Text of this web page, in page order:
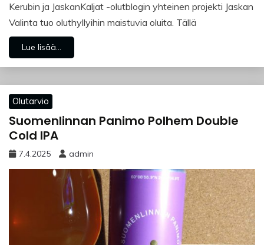
Kerubin ja JaskanKaljat -olutblogin yhteinen projekti Jaskan
Valinta tuo oluthyllyihin maistuvia oluita. Tällä
Lue lisää...
Olutarvio
Suomenlinnan Panimo Polhem Double
Cold IPA
7.4.2025 admin